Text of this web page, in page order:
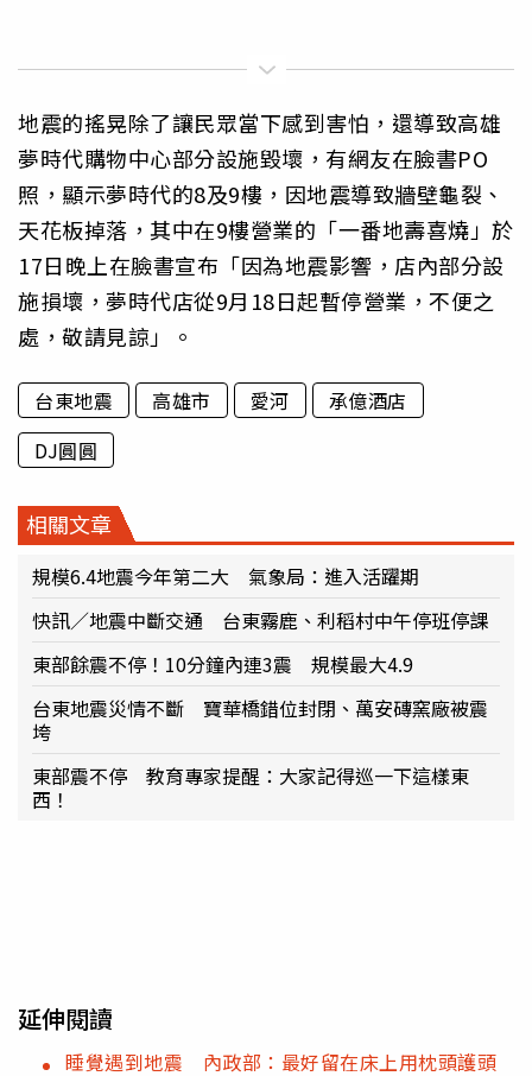
地震的搖晃除了讓民眾當下感到害怕，還導致高雄
夢時代購物中心部分設施毀壞，有網友在臉書PO
照，顯示夢時代的8及9樓，因地震導致牆壁龜裂、
天花板掉落，其中在9樓營業的「一番地壽喜燒」於
17日晚上在臉書宣布「因為地震影響，店內部分設
施損壞，夢時代店從9月18日起暫停營業，不便之
處，敬請見諒」。
台東地震 高雄市 愛河
承億酒店
DJ圓圓
相關文章
規模6.4地震今年第二大 氣象局：進入活躍期
快訊／地震中斷交通 台東霧鹿、利稻村中午停班停課
東部餘震不停！10分鐘內連3震 規模最大4.9
台東地震災情不斷 寶華橋錯位封閉、萬安磚窯廠被震
垮
東部震不停 教育專家提醒：大家記得巡一下這樣東
西！
延伸閱讀
睡覺遇到地震 內政部：最好留在床上用枕頭護頭